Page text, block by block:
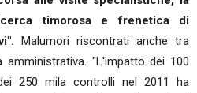
timorosa e frenetica di
Malumori riscontrati anche tra
"L'impatto dei 100
250 mila controlli nel 2011 ha